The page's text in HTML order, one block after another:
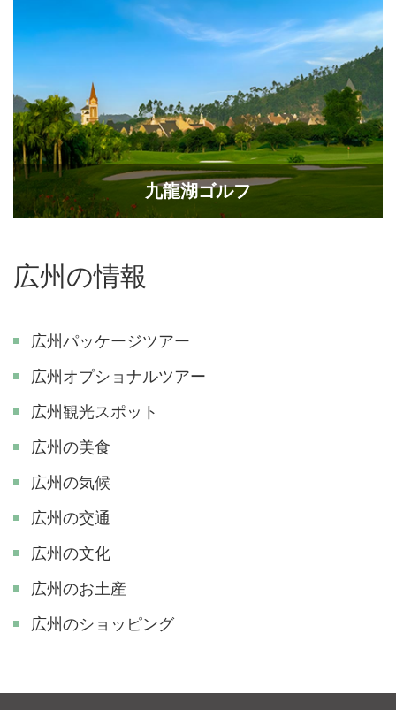
九龍湖ゴルフ
広州の情報
広州パッケージツアー
広州オプショナルツアー
広州観光スポット
広州の美食
広州の気候
広州の交通
広州の文化
広州のお土産
広州のショッピング